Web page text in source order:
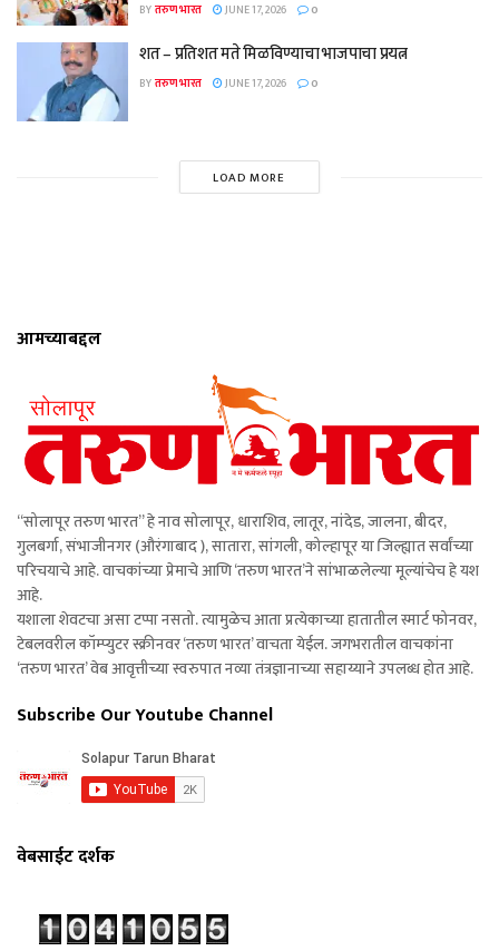
BYतरुण भारत JUNE 17, 2026 0
शत – प्रतिशत मते मिळविण्याचा भाजपाचा प्रयत्न
BYतरुण भारत JUNE 17, 2026 0
LOAD MORE
आमच्याबद्दल
“सोलापूर तरुण भारत” हे नाव सोलापूर, धाराशिव, लातूर, नांदेड, जालना, बीदर,
गुलबर्गा, संभाजीनगर (औरंगाबाद ), सातारा, सांगली, कोल्हापूर या जिल्ह्यात सर्वांच्या
परिचयाचे आहे. वाचकांच्या प्रेमाचे आणि ‘तरुण भारत’ने सांभाळलेल्या मूल्यांचेच हे यश
आहे.
यशाला शेवटचा असा टप्पा नसतो. त्यामुळेच आता प्रत्येकाच्या हातातील स्मार्ट फोनवर,
टेबलवरील कॉम्प्युटर स्क्रीनवर ‘तरुण भारत’ वाचता येईल. जगभरातील वाचकांना
‘तरुण भारत’ वेब आवृत्तीच्या स्वरुपात नव्या तंत्रज्ञानाच्या सहाय्याने उपलब्ध होत आहे.
Subscribe Our Youtube Channel
वेबसाईट दर्शक